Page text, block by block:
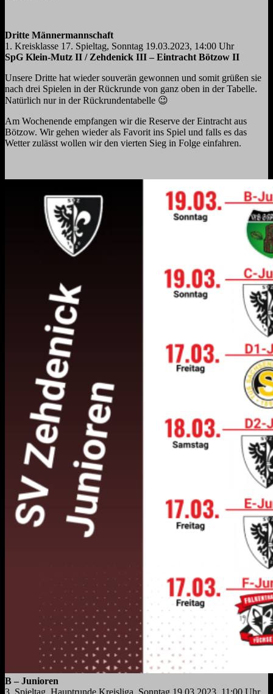
Dritte Männermannschaft
1. Kreisklasse 17. Spieltag, Sonntag 19.03.2023, 14:00 Uhr
SpG Klein-Mutz II / Zehdenick III – Eintracht Bötzow II
Unsere Dritte hat wieder souverän gewonnen und somit grüßen sie
nach drei Spielen in der Rückrunde von ganz oben in der Tabelle.
Natürlich nur in der Rückrundentabelle 😉
Am Wochenende empfangen wir die Reserve der Eintracht aus
Bötzow. Wir gehen wieder als Favorit ins Spiel und falls es das
Wetter zulässt wollen wir den vierten Sieg in Folge einfahren.
B – Junioren